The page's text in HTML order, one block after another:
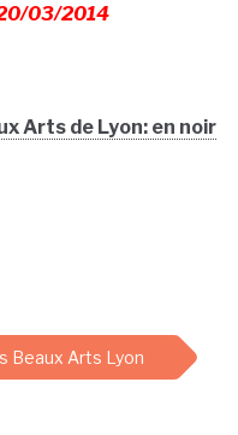
03/2014
Arts de Lyon: en noir
Beaux Arts Lyon